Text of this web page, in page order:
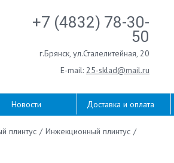
+7 (4832) 78-30-
50
г.Брянск, ул.Сталелитейная, 20
E-mail: 25-sklad@mail.ru
Новости Доставка и оплата
плинтус / Инжекционный плинтус /